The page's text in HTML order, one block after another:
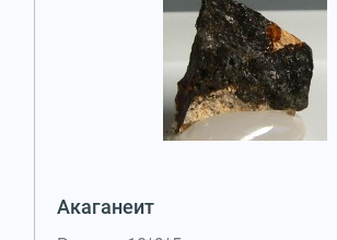
Акаганеит